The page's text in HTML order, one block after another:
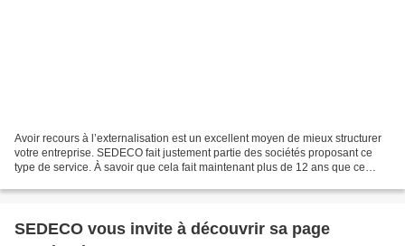
Avoir recours à l’externalisation est un excellent moyen de mieux structurer
votre entreprise. SEDECO fait justement partie des sociétés proposant ce
type de service. À savoir que cela fait maintenant plus de 12 ans que ce
SEDECO vous invite à découvrir sa page